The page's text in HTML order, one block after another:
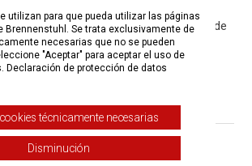
3 segundos. Si lo pulsa durante
(aprox. 6 segundos), activará el modo de
el botón transcurridos exactamente 3
¿Fue útil este artículo?
utilizan para que pueda utilizar las páginas
Brennenstuhl. Se trata exclusivamente de
necesarias que no se pueden
"Aceptar" para aceptar el uso de
Declaración de protección de datos
técnicamente necesarias
Disminución